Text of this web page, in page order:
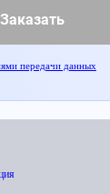
Заказать
передачи данных